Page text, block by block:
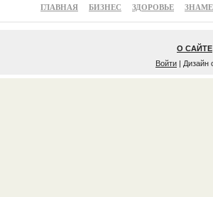
ГЛАВНАЯ БИЗНЕС ЗДОРОВЬЕ
О САЙТЕ
Войти | Дизайн